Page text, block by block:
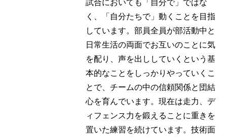
試合においても「自分で」ではな
く、「自分たちで」動くことを目指
しています。部員全員が部活動中と
日常生活の両面でお互いのことに気
を配り、声を出ししていくという基
本的なことをしっかりやっていくこ
とで、チームの中の信頼関係と団結
心を育んでいます。現在は走力、デ
ィフェンス力を鍛えることに重きを
置いた練習を続けています。技術面